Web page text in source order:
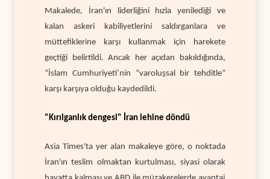
Makalede, İran'ın liderliğini hızla yenilediği ve
kalan askeri kabiliyetlerini saldırganlara ve
müttefiklerine karşı kullanmak için harekete
geçtiği belirtildi. Ancak her açıdan bakıldığında,
“İslam Cumhuriyeti’nin “varoluşsal bir tehditle”
karşı karşıya olduğu kaydedildi.
"Kırılganlık dengesi" İran lehine döndü
Asia Times'ta yer alan makaleye göre, o noktada
İran'ın teslim olmaktan kurtulması, siyasi olarak